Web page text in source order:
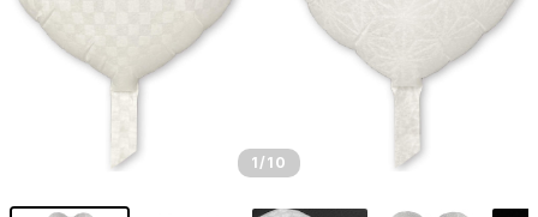
1 /10